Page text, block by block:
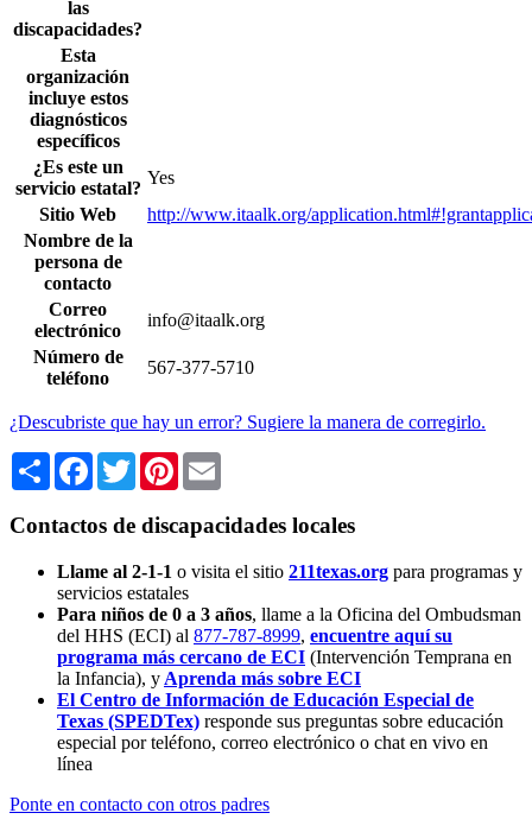
las
discapacidades?
Esta
organización
incluye estos
diagnósticos
específicos
¿Es este un
servicio estatal?
Yes
Sitio Web
http://www.itaalk.org/
Nombre de la
persona de
contacto
Correo
electrónico
info@itaalk.org
Número de
teléfono
567-377-5710
¿Descubriste que hay un error? Sugiere la manera de corregirlo.
Share Facebook
TwitterPinterest
Contactos de discapacidades locales
Llame al 2-1-1 o visita el sitio 211texas.org para programas y
servicios estatales
Para niños de 0 a 3 años, llame a la Oficina del Ombudsman
del HHS (ECI) al 877-787-8999, encuentre aquí su
programa más cercano de ECI (Intervención Temprana en
la Infancia), y Aprenda más sobre ECI
El Centro de Información de Educación Especial de
Texas (SPEDTex) responde sus preguntas sobre educación
especial por teléfono, correo electrónico o chat en vivo en
línea
Ponte en contacto con otros padres